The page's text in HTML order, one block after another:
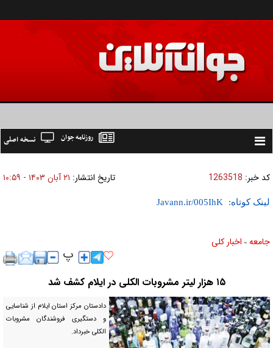
Toggle
نسخه اصلی روزنامه جوان
کد خبر: 1263518 تاریخ انتشار: ۲۱ آبان ۱۴۰۳ - ۱۰:۵۹
لینک کوتاه:
جامعه » اخبار كلی
۱۵ هزار لیتر مشروبات الکلی در ایلام کشف شد
دادستان مرکز استان ایلام از شناسایی
و دستگیری فروشندگان مشروبات
الکلی خبرداد.